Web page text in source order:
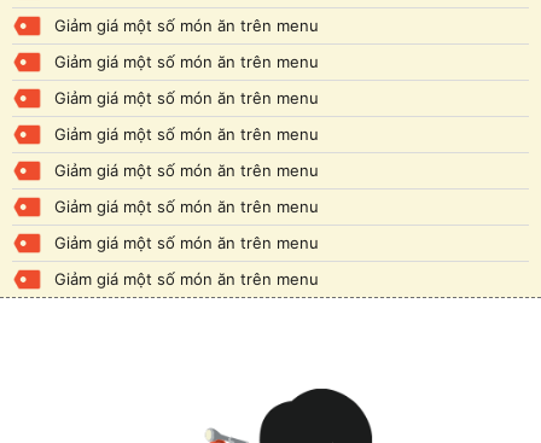
Giảm giá một số món ăn trên menu
Giảm giá một số món ăn trên menu
Giảm giá một số món ăn trên menu
Giảm giá một số món ăn trên menu
Giảm giá một số món ăn trên menu
Giảm giá một số món ăn trên menu
Giảm giá một số món ăn trên menu
Giảm giá một số món ăn trên menu